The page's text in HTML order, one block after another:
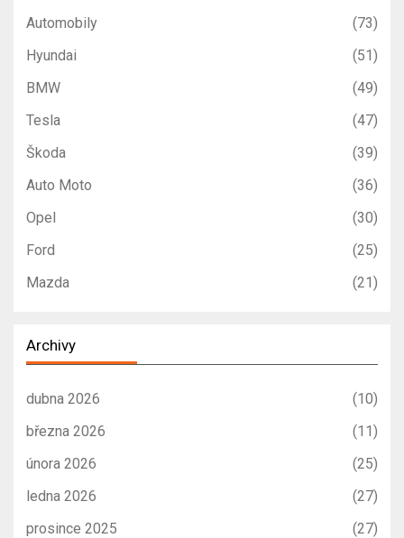
Automobily
(73)
Hyundai
(51)
BMW
(49)
Tesla
(47)
Škoda
(39)
Auto Moto
(36)
Opel
(30)
Ford
(25)
Mazda
(21)
Archivy
dubna 2026
(10)
března 2026
(11)
února 2026
(25)
ledna 2026
(27)
prosince 2025
(27)